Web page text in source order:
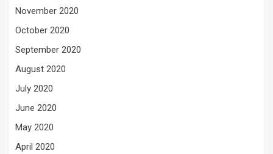
November 2020
October 2020
September 2020
August 2020
July 2020
June 2020
May 2020
April 2020